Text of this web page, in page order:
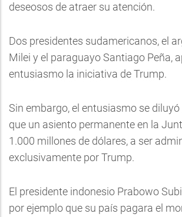
deseosos de atraer su atención.
Dos presidentes sudamericanos, el
Milei y el paraguayo Santiago Peña,
entusiasmo la iniciativa de Trump.
Sin embargo, el entusiasmo se
que un asiento permanente en la
1.000 millones de dólares, a ser
exclusivamente por Trump.
El presidente indonesio Prabowo
por ejemplo que su país pagara el